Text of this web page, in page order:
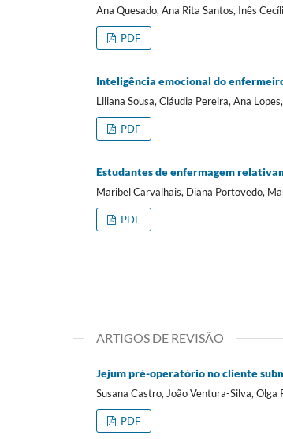
Ana Quesado, Ana Rita Santos, Inês
PDF
Inteligência emocional do
Liliana Sousa, Cláudia Pereira, Ana
PDF
Estudantes de enfermagem
Maribel Carvalhais, Diana Portovedo,
PDF
ARTIGOS DE REVISÃO
Jejum pré-operatório no cliente
Susana Castro, João Ventura-Silva, Olga
PDF